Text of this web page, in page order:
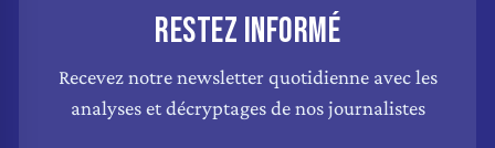
RESTEZ INFORMÉ
Recevez notre newsletter quotidienne avec les
analyses et décryptages de nos journalistes